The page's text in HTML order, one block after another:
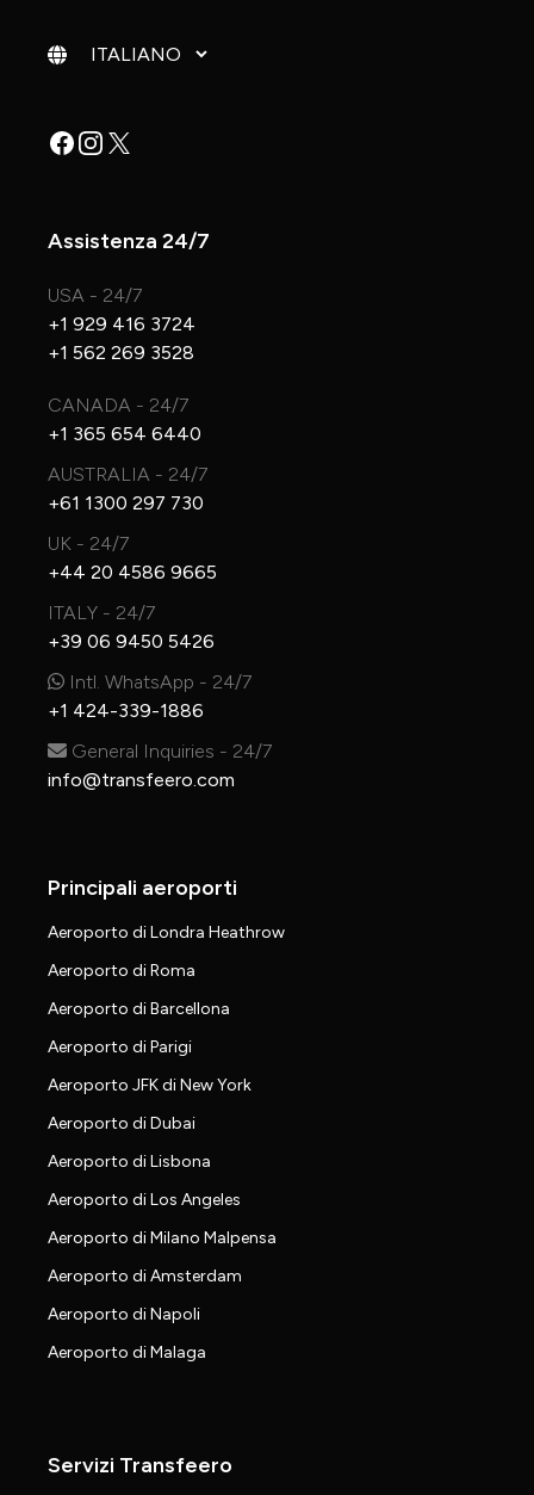
Cambia lingua
Facebook
Instagram
X
Assistenza 24/7
USA - 24/7
+1 929 416 3724
+1 562 269 3528
CANADA - 24/7
+1 365 654 6440
AUSTRALIA - 24/7
+61 1300 297 730
UK - 24/7
+44 20 4586 9665
ITALY - 24/7
+39 06 9450 5426
Intl. WhatsApp - 24/7
+1 424-339-1886
General Inquiries - 24/7
info@transfeero.com
Principali aeroporti
Aeroporto di Londra Heathrow
Aeroporto di Roma
Aeroporto di Barcellona
Aeroporto di Parigi
Aeroporto JFK di New York
Aeroporto di Dubai
Aeroporto di Lisbona
Aeroporto di Los Angeles
Aeroporto di Milano Malpensa
Aeroporto di Amsterdam
Aeroporto di Napoli
Aeroporto di Malaga
Servizi Transfeero